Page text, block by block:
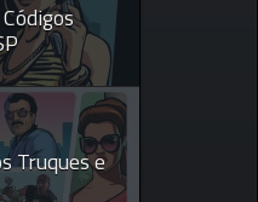
Truques e